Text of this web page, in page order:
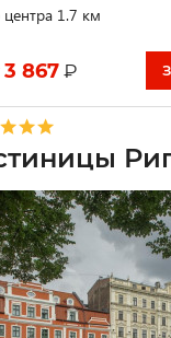
1.7 км
3 867 ₽